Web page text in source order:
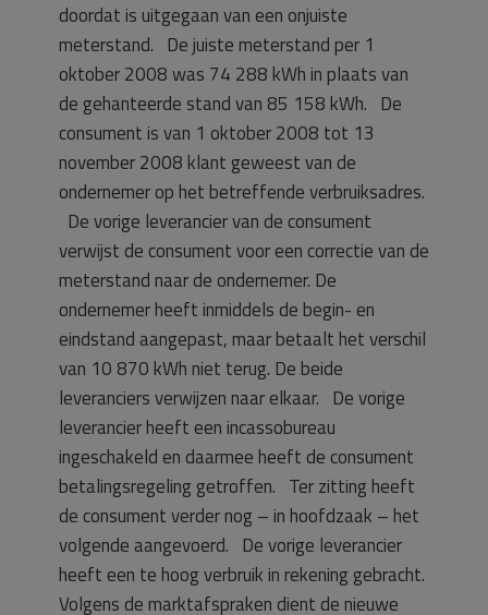
doordat is uitgegaan van een onjuiste
meterstand. De juiste meterstand per 1
oktober 2008 was 74 288 kWh in plaats van
de gehanteerde stand van 85 158 kWh. De
consument is van 1 oktober 2008 tot 13
november 2008 klant geweest van de
ondernemer op het betreffende verbruiksadres.
De vorige leverancier van de consument
verwijst de consument voor een correctie van de
meterstand naar de ondernemer. De
ondernemer heeft inmiddels de begin- en
eindstand aangepast, maar betaalt het verschil
van 10 870 kWh niet terug. De beide
leveranciers verwijzen naar elkaar. De vorige
leverancier heeft een incassobureau
ingeschakeld en daarmee heeft de consument
betalingsregeling getroffen. Ter zitting heeft
de consument verder nog – in hoofdzaak – het
volgende aangevoerd. De vorige leverancier
heeft een te hoog verbruik in rekening gebracht.
Volgens de marktafspraken dient de nieuwe